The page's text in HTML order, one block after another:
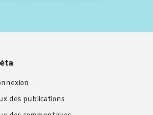
des publications